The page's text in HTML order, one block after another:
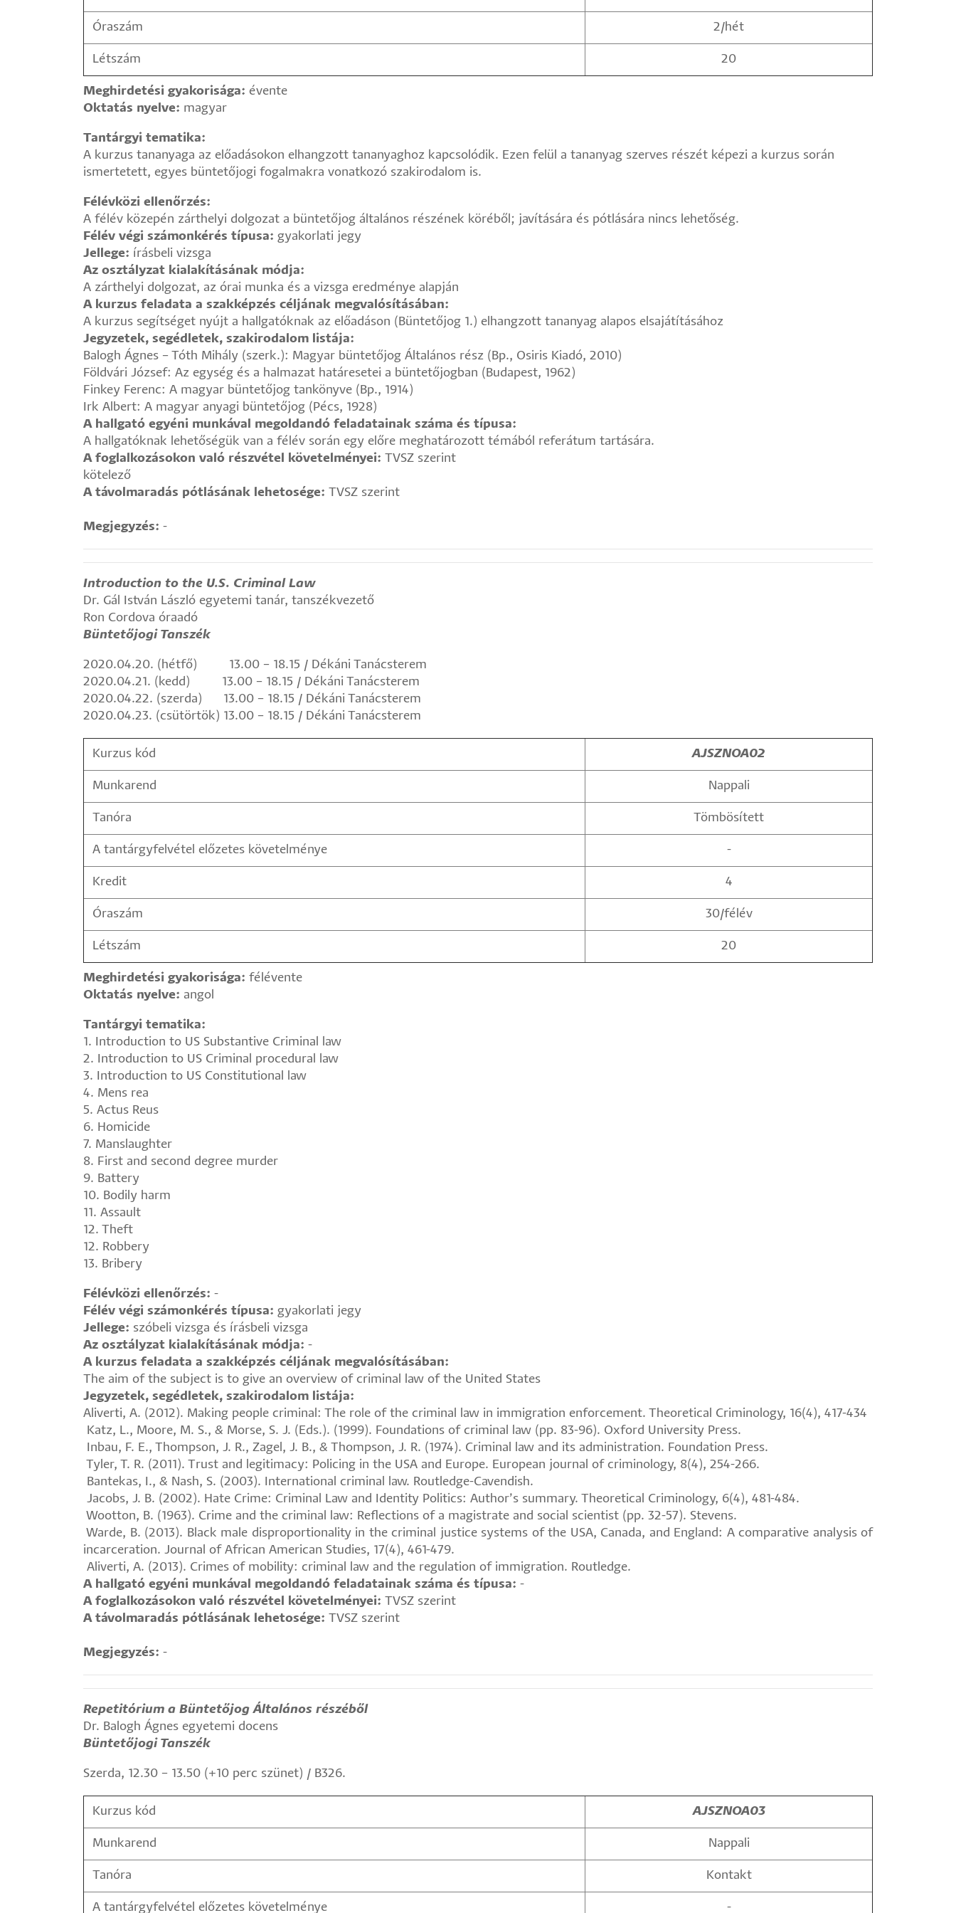
Óraszám 2/hét
Létszám 20
Meghirdetési gyakorisága: évente
Oktatás nyelve: magyar
Tantárgyi tematika:
A kurzus tananyaga az előadásokon elhangzott tananyaghoz kapcsolódik. Ezen felül a tananyag szerves részét képezi a kurzus során
ismertetett, egyes büntetőjogi fogalmakra vonatkozó szakirodalom is.
Félévközi ellenőrzés:
A félév közepén zárthelyi dolgozat a büntetőjog általános részének köréből; javítására és pótlására nincs lehetőség.
Félév végi számonkérés típusa: gyakorlati jegy
Jellege: írásbeli vizsga
Az osztályzat kialakításának módja:
A zárthelyi dolgozat, az órai munka és a vizsga eredménye alapján
A kurzus feladata a szakképzés céljának megvalósításában:
A kurzus segítséget nyújt a hallgatóknak az előadáson (Büntetőjog 1.) elhangzott tananyag alapos elsajátításához
Jegyzetek, segédletek, szakirodalom listája:
Balogh Ágnes – Tóth Mihály (szerk.): Magyar büntetőjog Általános rész (Bp., Osiris Kiadó, 2010)
Földvári József: Az egység és a halmazat határesetei a büntetőjogban (Budapest, 1962)
Finkey Ferenc: A magyar büntetőjog tankönyve (Bp., 1914)
Irk Albert: A magyar anyagi büntetőjog (Pécs, 1928)
A hallgató egyéni munkával megoldandó feladatainak száma és típusa:
A hallgatóknak lehetőségük van a félév során egy előre meghatározott témából referátum tartására.
A foglalkozásokon való részvétel követelményei: TVSZ szerint
kötelező
A távolmaradás pótlásának lehetosége: TVSZ szerint
Megjegyzés: -
Introduction to the U.S. Criminal Law
Dr. Gál István László egyetemi tanár, tanszékvezető
Ron Cordova óraadó
Büntetőjogi Tanszék
2020.04.20. (hétfő) 13.00 – 18.15 / Dékáni Tanácsterem
2020.04.21. (kedd) 13.00 – 18.15 / Dékáni Tanácsterem
2020.04.22. (szerda) 13.00 – 18.15 / Dékáni Tanácsterem
2020.04.23. (csütörtök) 13.00 – 18.15 / Dékáni Tanácsterem
Kurzus kód AJSZNOA02
Munkarend Nappali
Tanóra Tömbösített
A tantárgyfelvétel előzetes követelménye -
Kredit 4
Óraszám 30/félév
Létszám 20
Meghirdetési gyakorisága: félévente
Oktatás nyelve: angol
Tantárgyi tematika:
1. Introduction to US Substantive Criminal law
2. Introduction to US Criminal procedural law
3. Introduction to US Constitutional law
4. Mens rea
5. Actus Reus
6. Homicide
7. Manslaughter
8. First and second degree murder
9. Battery
10. Bodily harm
11. Assault
12. Theft
12. Robbery
13. Bribery
Félévközi ellenőrzés: -
Félév végi számonkérés típusa: gyakorlati jegy
Jellege: szóbeli vizsga és írásbeli vizsga
Az osztályzat kialakításának módja: -
A kurzus feladata a szakképzés céljának megvalósításában:
The aim of the subject is to give an overview of criminal law of the United States
Jegyzetek, segédletek, szakirodalom listája:
Aliverti, A. (2012). Making people criminal: The role of the criminal law in immigration enforcement. Theoretical Criminology, 16(4), 417-434
Katz, L., Moore, M. S., & Morse, S. J. (Eds.). (1999). Foundations of criminal law (pp. 83-96). Oxford University Press.
Inbau, F. E., Thompson, J. R., Zagel, J. B., & Thompson, J. R. (1974). Criminal law and its administration. Foundation Press.
Tyler, T. R. (2011). Trust and legitimacy: Policing in the USA and Europe. European journal of criminology, 8(4), 254-266.
Bantekas, I., & Nash, S. (2003). International criminal law. Routledge-Cavendish.
Jacobs, J. B. (2002). Hate Crime: Criminal Law and Identity Politics: Author’s summary. Theoretical Criminology, 6(4), 481-484.
Wootton, B. (1963). Crime and the criminal law: Reflections of a magistrate and social scientist (pp. 32-57). Stevens.
Warde, B. (2013). Black male disproportionality in the criminal justice systems of the USA, Canada, and England: A comparative analysis of
incarceration. Journal of African American Studies, 17(4), 461-479.
Aliverti, A. (2013). Crimes of mobility: criminal law and the regulation of immigration. Routledge.
A hallgató egyéni munkával megoldandó feladatainak száma és típusa: -
A foglalkozásokon való részvétel követelményei: TVSZ szerint
A távolmaradás pótlásának lehetosége: TVSZ szerint
Megjegyzés: -
Repetitórium a Büntetőjog Általános részéből
Dr. Balogh Ágnes egyetemi docens
Büntetőjogi Tanszék
Szerda, 12.30 – 13.50 (+10 perc szünet) / B326.
Kurzus kód AJSZNOA03
Munkarend Nappali
Tanóra Kontakt
A tantárgyfelvétel előzetes követelménye -